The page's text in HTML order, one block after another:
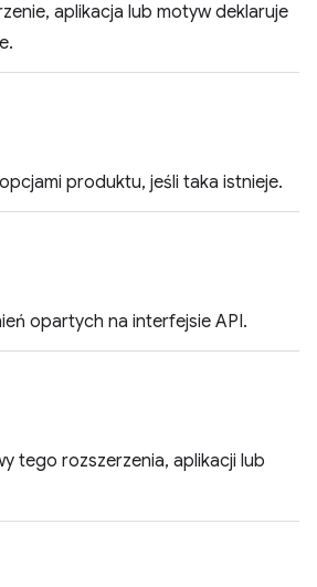
aplikacja lub motyw deklaruje
produktu, jeśli taka istnieje.
opartych na interfejsie API.
tego rozszerzenia, aplikacji lub